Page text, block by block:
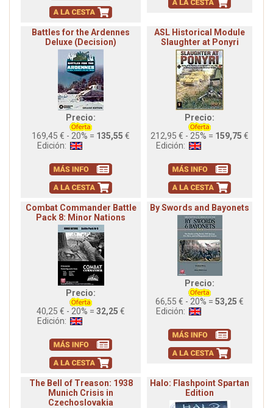
Battles for the Ardennes
Deluxe (Decision)
Precio:
169,45 € - 20% = 135,55 €
Edición:
ASL Historical Module
Slaughter at Ponyri
Precio:
212,95 € - 25% = 159,75 €
Edición:
Combat Commander Battle
Pack 8: Minor Nations
Precio:
40,25 € - 20% = 32,25 €
Edición:
By Swords and Bayonets
Precio:
66,55 € - 20% = 53,25 €
Edición:
The Bell of Treason: 1938
Munich Crisis in
Czechoslovakia
Halo: Flashpoint Spartan
Edition